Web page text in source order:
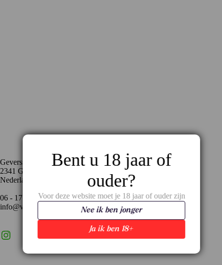
Geversstraat 35
2341 GA Oegstgeest
Nederland
06 - 17 59 02 94
info@vinopronto.nl
InstagramLinkedIn
Bent u 18 jaar of
ouder?
Voor deze website moet je 18 jaar of ouder zijn
Ja ik ben 18+
Nee ik ben jonger